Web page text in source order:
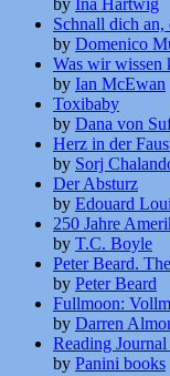
by Ina Hartwig
Schnall dich an,
by Domenico
Was wir wissen
by Ian McEwan
Toxibaby
by Dana von
Herz in der
by Sorj
Der Absturz
by Edouard
250 Jahre
by T.C. Boyle
Peter Beard.
by Peter Beard
Fullmoon:
by Darren
Reading
by Panini books